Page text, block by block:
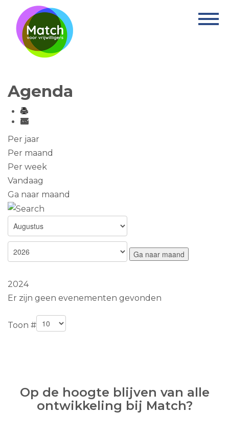
Home
Activiteiten
Informatie
Agenda
Per jaar
Per maand
Per week
Vandaag
Ga naar maand
Ga naar maand
2024
Er zijn geen evenementen gevonden
Toon #
Op de hoogte blijven van alle
ontwikkeling bij Match?